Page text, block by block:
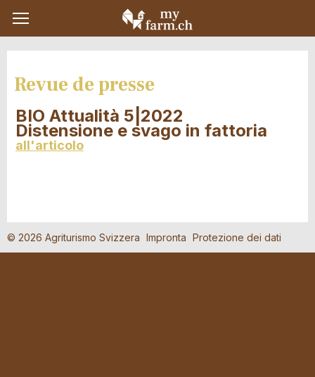
Revue de presse
BIO Attualità 5|2022
Distensione e svago in fattoria
all'articolo
© 2026 Agriturismo Svizzera Impronta Protezione dei dati